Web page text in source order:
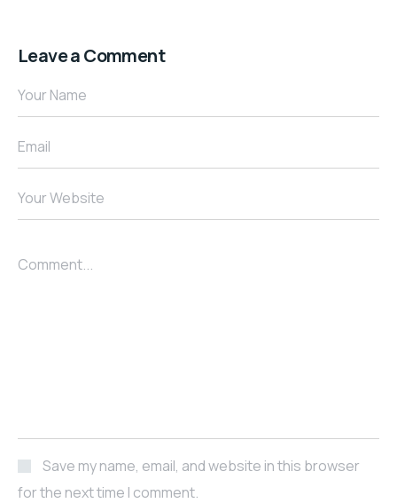
Leave a Comment
Your Name
Email
Your Website
Comment...
Save my name, email, and website in this browser
for the next time I comment.